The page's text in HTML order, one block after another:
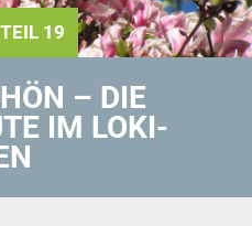
19
– DIE
IM LOKI-